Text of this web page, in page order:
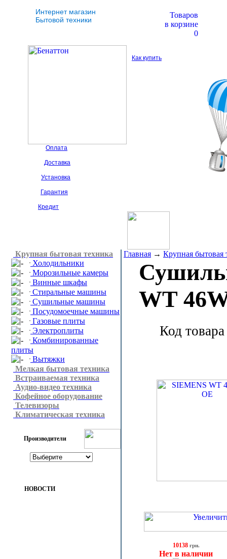
Интернет магазин
Бытовой техники
Товаров
в корзине
0
Как купить
Оплата
Доставка
Установка
Гарантия
Кредит
Крупная бытовая техника
Холодильники
Морозильные камеры
Винные шкафы
Стиральные машины
Сушильные машины
Посудомоечные машины
Газовые плиты
Электроплиты
Комбинированные
плиты
Вытяжки
Мелкая бытовая техника
Встраиваемая техника
Аудио-видео техника
Кофейное оборудование
Телевизоры
Климатическая техника
Производители
НОВОСТИ
Главная → Крупная бытовая
WT
Код
10138грн.
Нет в наличии